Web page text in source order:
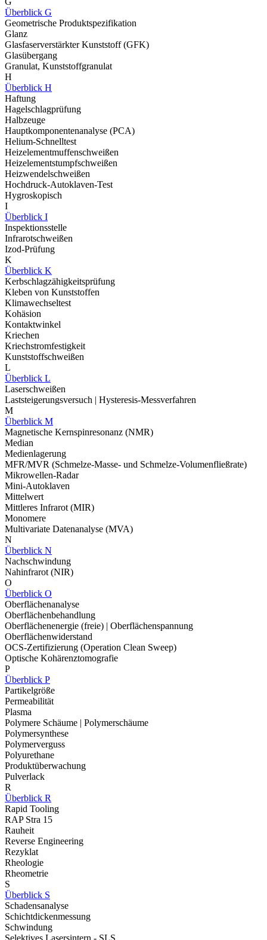
Überblick G
Geometrische Produktspezifikation
Glanz
Glasfaserverstärkter Kunststoff (GFK)
Glasübergang
Granulat, Kunststoffgranulat
H
Überblick H
Haftung
Hagelschlagprüfung
Halbzeuge
Hauptkomponentenanalyse (PCA)
Helium-Schnelltest
Heizelementmuffenschweißen
Heizelementstumpfschweißen
Heizwendelschweißen
Hochdruck-Autoklaven-Test
Hygroskopisch
I
Überblick I
Inspektionsstelle
Infrarotschweißen
Izod-Prüfung
K
Überblick K
Kerbschlagzähigkeitsprüfung
Kleben von Kunststoffen
Klimawechseltest
Kohäsion
Kontaktwinkel
Kriechen
Kriechstromfestigkeit
Kunststoffschweißen
L
Überblick L
Laserschweißen
Laststeigerungsversuch | Hysteresis-Messverfahren
M
Überblick M
Magnetische Kernspinresonanz (NMR)
Median
Medienlagerung
MFR/MVR (Schmelze-Masse- und Schmelze-Volumenfließrate)
Mikrowellen-Radar
Mini-Autoklaven
Mittelwert
Mittleres Infrarot (MIR)
Monomere
Multivariate Datenanalyse (MVA)
N
Überblick N
Nachschwindung
Nahinfrarot (NIR)
O
Überblick O
Oberflächenanalyse
Oberflächenbehandlung
Oberflächenenergie (freie) | Oberflächenspannung
Oberflächenwiderstand
OCS-Zertifizierung (Operation Clean Sweep)
Optische Kohärenztomografie
P
Überblick P
Partikelgröße
Permeabilität
Plasma
Polymere Schäume | Polymerschäume
Polymersynthese
Polymerverguss
Polyurethane
Produktüberwachung
Pulverlack
R
Überblick R
Rapid Tooling
RAP Stra 15
Rauheit
Reverse Engineering
Rezyklat
Rheologie
Rheometrie
S
Überblick S
Schadensanalyse
Schichtdickenmessung
Schwindung
Selektives Lasersintern - SLS